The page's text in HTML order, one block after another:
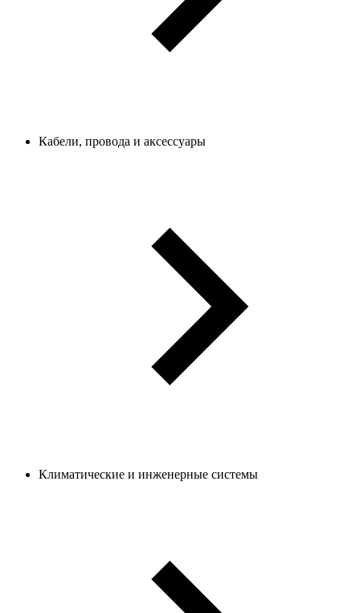
Кабели, провода и аксессуары
Климатические и инженерные системы